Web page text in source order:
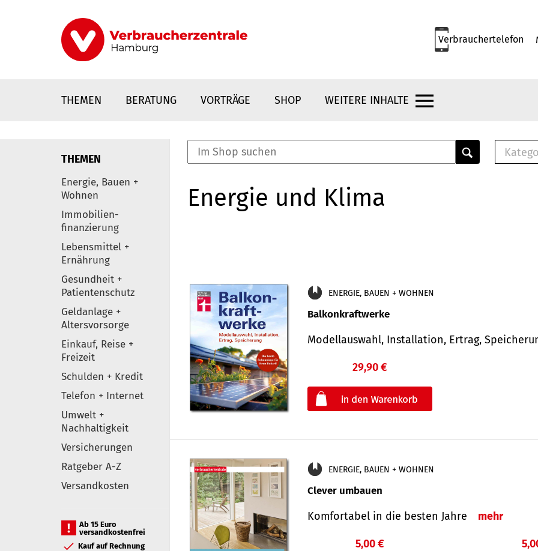
Verbrauchertelefon
THEMEN BERATUNG VORTRÄGE SHOP WEITERE INHALTE
Elemente
THEMEN
Energie, Bauen +
Wohnen
Immobilien-
finanzierung
Lebensmittel +
Ernährung
Gesundheit +
Patientenschutz
Geldanlage +
Altersvorsorge
Einkauf, Reise +
Freizeit
Schulden + Kredit
Telefon + Internet
Umwelt +
Nachhaltigkeit
Versicherungen
Ratgeber A-Z
Versandkosten
Ab 15 Euro
versandkostenfrei
Kauf auf Rechnung
Energie und Klima
ENERGIE, BAUEN + WOHNEN
Balkonkraftwerke
Modellauswahl, Installation, Ertrag,
29,90 €
ENERGIE, BAUEN + WOHNEN
Clever umbauen
Komfortabel in die besten Jahre mehr
5,00 €